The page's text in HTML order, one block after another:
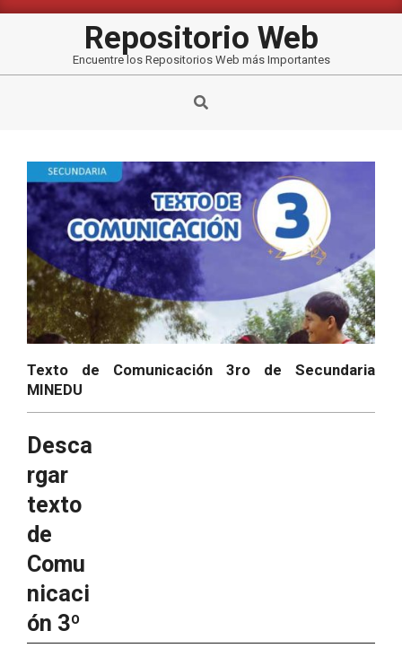
Repositorio Web
Encuentre los Repositorios Web más Importantes
Buscar
Texto de Comunicación 3ro de Secundaria
MINEDU
Desca
rgar
texto
de
Comu
nicaci
ón 3º